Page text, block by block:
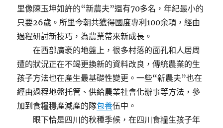
里像陳玉坤如許的“新農夫”還有70多名，年紀最小的
只要26歲。所里今朝共獲得國度專利100余項，經由
過程研討新技巧，為農業帶來新成長。
在西部廣袤的地盤上，很多村落的面孔和人居周
遭的狀況正在不竭更換新的資料改良，傳統農業的生
孩子方法也在產生最基礎性變更。一些“新農夫”也在
經由過程地盤托管、供給農業社會化辦事等方法，參
加到食糧穩產減產的隊包養伍中。
眼下恰是四川的秋種季候，在四川食糧生孩子年